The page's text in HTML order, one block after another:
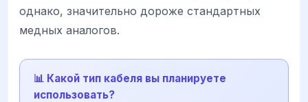
однако, значительно дороже стандартных
медных аналогов.
📊 Какой тип кабеля вы планируете
использовать?